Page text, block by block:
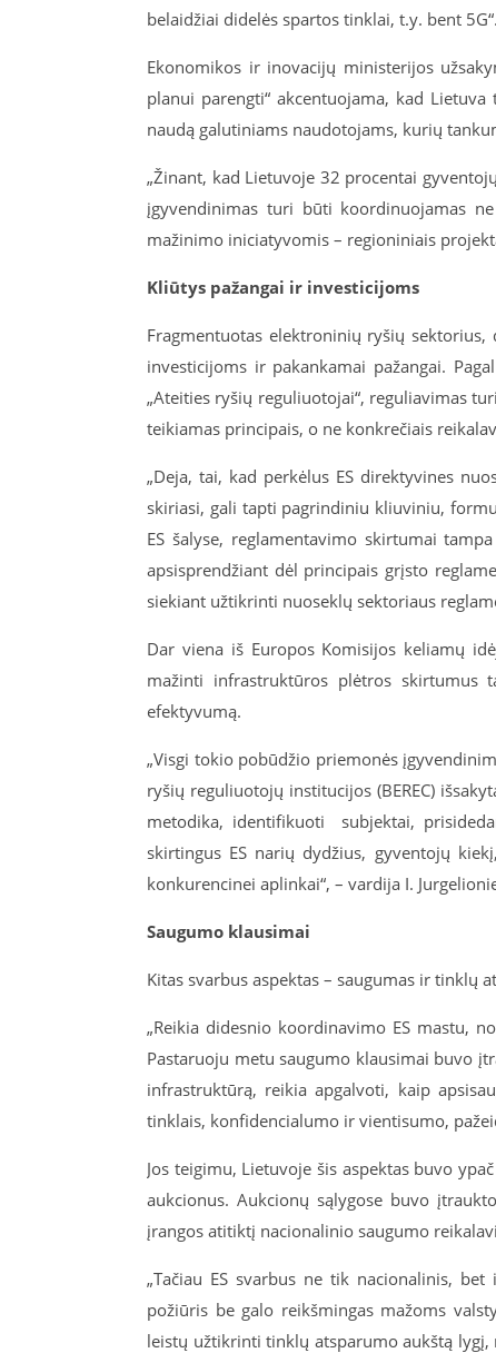
belaidžiai didelės spartos tinklai, t.y. bent 5G“.
Ekonomikos ir inovacijų ministerijos
planui parengti“ akcentuojama, kad
naudą galutiniams naudotojams, kurių
„Žinant, kad Lietuvoje 32 procentai
įgyvendinimas turi būti koordinuojamas
mažinimo iniciatyvomis – regioniniais
Kliūtys pažangai ir investicijoms
Fragmentuotas elektroninių ryšių
investicijoms ir pakankamai pažangai.
„Ateities ryšių reguliuotojai“, reguliavimas
teikiamas principais, o ne konkrečiais
„Deja, tai, kad perkėlus ES direktyvines
skiriasi, gali tapti pagrindiniu kliuviniu,
ES šalyse, reglamentavimo skirtumai
apsisprendžiant dėl principais grįsto
siekiant užtikrinti nuoseklų sektoriaus
Dar viena iš Europos Komisijos keliamų
mažinti infrastruktūros plėtros
efektyvumą.
„Visgi tokio pobūdžio priemonės
ryšių reguliuotojų institucijos (BEREC)
metodika, identifikuoti subjektai,
skirtingus ES narių dydžius, gyventojų
konkurencinei aplinkai“, – vardija I.
Saugumo klausimai
Kitas svarbus aspektas – saugumas ir tinklų
„Reikia didesnio koordinavimo ES mastu,
Pastaruoju metu saugumo klausimai buvo
infrastruktūrą, reikia apgalvoti, kaip
tinklais, konfidencialumo ir vientisumo,
Jos teigimu, Lietuvoje šis aspektas buvo
aukcionus. Aukcionų sąlygose buvo
įrangos atitiktį nacionalinio saugumo
„Tačiau ES svarbus ne tik nacionalinis,
požiūris be galo reikšmingas mažoms
leistų užtikrinti tinklų atsparumo aukštą